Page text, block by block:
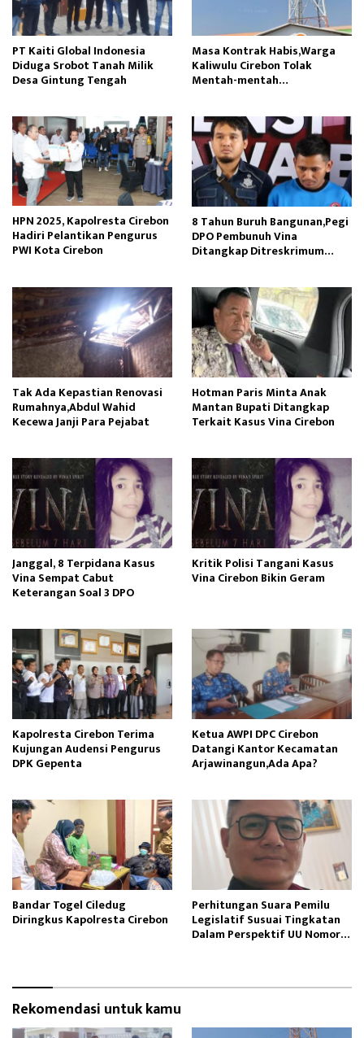
PT Kaiti Global Indonesia
Diduga Srobot Tanah Milik
Desa Gintung Tengah
Masa Kontrak Habis,Warga
Kaliwulu Cirebon Tolak
Mentah-mentah
HPN 2025, Kapolresta Cirebon
Hadiri Pelantikan Pengurus
PWI Kota Cirebon
8 Tahun Buruh Bangunan,Pegi
DPO Pembunuh Vina
Ditangkap Ditreskrimum
Tak Ada Kepastian Renovasi
Rumahnya,Abdul Wahid
Kecewa Janji Para Pejabat
Hotman Paris Minta Anak
Mantan Bupati Ditangkap
Terkait Kasus Vina Cirebon
Janggal, 8 Terpidana Kasus
Vina Sempat Cabut
Keterangan Soal 3 DPO
Kritik Polisi Tangani Kasus
Vina Cirebon Bikin Geram
Kapolresta Cirebon Terima
Kujungan Audensi Pengurus
DPK Gepenta
Ketua AWPI DPC Cirebon
Datangi Kantor Kecamatan
Arjawinangun,Ada Apa?
Bandar Togel Ciledug
Diringkus Kapolresta Cirebon
Perhitungan Suara Pemilu
Legislatif Susuai Tingkatan
Dalam Perspektif UU Nomor 7
Rekomendasi untuk kamu